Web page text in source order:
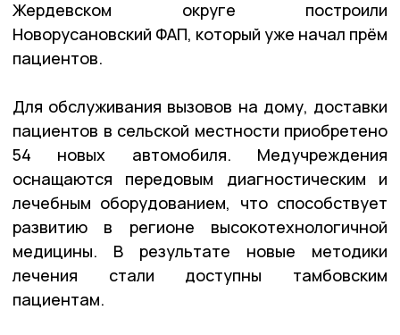
Жердевском округе построили
Новорусановский ФАП, который уже начал прём
пациентов.
Для обслуживания вызовов на дому, доставки
пациентов в сельской местности приобретено
54 новых автомобиля. Медучреждения
оснащаются передовым диагностическим и
лечебным оборудованием, что способствует
развитию в регионе высокотехнологичной
медицины. В результате новые методики
лечения стали доступны тамбовским
пациентам.